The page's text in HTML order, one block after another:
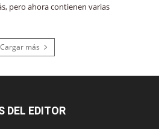
pero ahora contienen varias
Cargar más
DEL EDITOR